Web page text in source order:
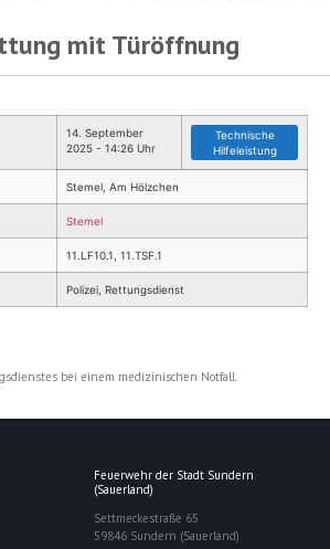
mit Türöffnung
14. September
2025 - 14:26 Uhr
Technische
Hilfeleistung
Stemel, Am Hölzchen
Stemel
11.LF10.1, 11.TSF.1
Polizei, Rettungsdienst
bei einem medizinischen Notfall.
Feuerwehr der Stadt Sundern
(Sauerland)
Settmeckestraße 65
59846 Sundern (Sauerland)